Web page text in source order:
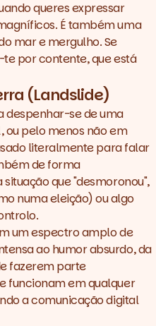
queres expressar
É também uma
mar e mergulho. Se
por contente, que está
(Landslide)
despenhar-se de uma
ou pelo menos não em
literalmente para falar
de forma
que "desmoronou",
numa eleição) ou algo
um espectro amplo de
ao humor absurdo, da
fazerem parte
funcionam em qualquer
a comunicação digital